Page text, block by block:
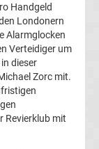
Handgeld
Londonern
Alarmglocken
Verteidiger um
dieser
Zorc mit.
Revierklub mit